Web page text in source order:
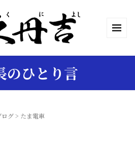
のひとり言
ログ> たま電車